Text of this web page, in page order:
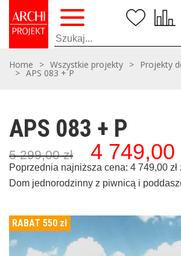
Home > Wszystkie projekty > Projekty
> APS 083 + P
APS 083 + P
5 299,00zł
Pierwotna
cena
wynosiła:
5
299,00 zł,
4 749,00
Poprzednia najniższa cena: 4 749,00 zł
Dom jednorodzinny z piwnicą i
RABAT 550 zł